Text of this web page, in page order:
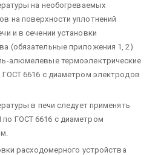
на необогреваемых
на поверхности уплотнений
и в сечении установки
(обязательные приложения 1, 2)
алюмелевые термоэлектрические
6616 с диаметром электродов
в печи следует применять
ГОСТ 6616 с диаметром
расходомерного устройства